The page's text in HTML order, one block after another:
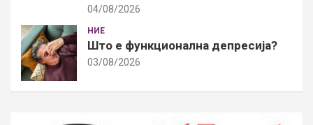
04/08/2026
НИЕ
Што е функционална депресија?
03/08/2026